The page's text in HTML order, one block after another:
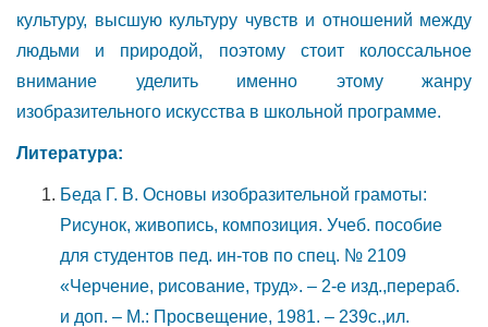
культуру, высшую культуру чувств и отношений между
людьми и природой, поэтому стоит колоссальное
внимание уделить именно этому жанру
изобразительного искусства в школьной программе.
Литература:
Беда Г. В. Основы изобразительной грамоты:
Рисунок, живопись, композиция. Учеб. пособие
для студентов пед. ин-тов по спец. № 2109
«Черчение, рисование, труд». – 2-е изд.,перераб.
и доп. – М.: Просвещение, 1981. – 239с.,ил.